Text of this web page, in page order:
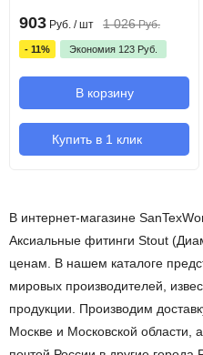
903 Руб. / шт 1 026 Руб.
- 11% Экономия 123 Руб.
В корзину
Купить в 1 клик
В интернет-магазине
Аксиальные фитинги Stout
ценам. В нашем каталоге
мировых производителей,
продукции. Производим
Москве и Московской области,